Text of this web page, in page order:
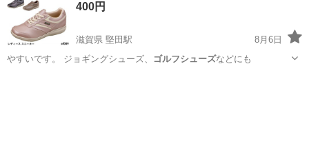
工場のお仕事 ◇コネクタ製造工...
400円
滋賀県 堅田駅
8月6日
やすいです。 ジョギングシューズ、
ゴルフシューズなどにも